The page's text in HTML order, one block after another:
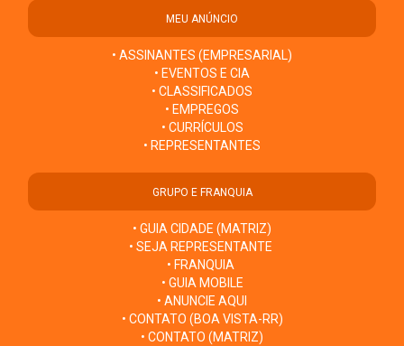
MEU ANÚNCIO
• ASSINANTES (EMPRESARIAL)
• EVENTOS E CIA
• CLASSIFICADOS
• EMPREGOS
• CURRÍCULOS
• REPRESENTANTES
GRUPO E FRANQUIA
• GUIA CIDADE (MATRIZ)
• SEJA REPRESENTANTE
• FRANQUIA
• GUIA MOBILE
• ANUNCIE AQUI
• CONTATO (BOA VISTA-RR)
• CONTATO (MATRIZ)